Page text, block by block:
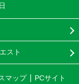
スト
マップ
PCサイト